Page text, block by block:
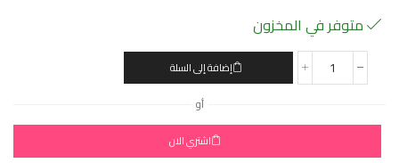
متوفر في المخزون
إضافة إلى السلة
أو
اشتري الان